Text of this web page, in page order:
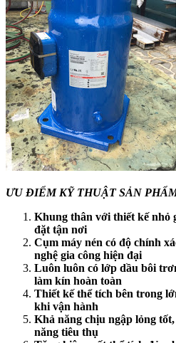
ƯU ĐIỂM KỸ THUẬT SẢN
Khung thân với thiết kế nhỏ
đặt tận nơi
Cụm máy nén có độ chính
nghệ gia công hiện đại
Luôn luôn có lớp dầu bôi
làm kín hoàn toàn
Thiết kế thể tích bên trong
khi vận hành
Khả năng chịu ngập lỏng
năng tiêu thụ